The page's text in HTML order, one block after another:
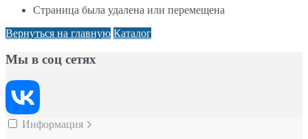
Страница была удалена или перемещена
Вернуться на главную Каталог
Мы в соц сетях
Информация